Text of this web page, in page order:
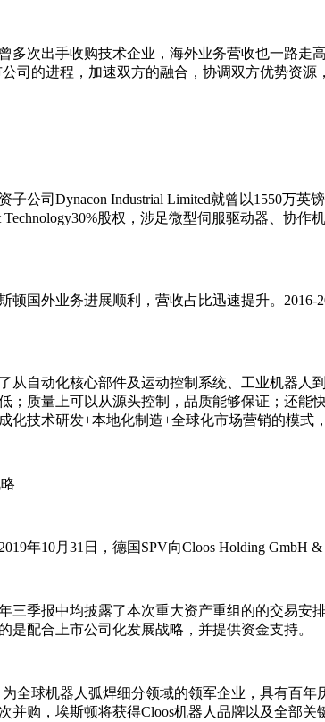
多次出手收购技术企业，海外业务营收也一路走
司的进程，加速双方的融合，协调双方优势资
子公司Dynacon Industrial Limited就曾以1550万
Technology30%股权，涉足微型伺服驱动器、协
顿国外业务进展顺利，营收占比迅速提升。
从自动化核心部件及运动控制系统、工业机器
；质量上可以从源头控制，品质能够保证；还
化技术研发+本地化制造+全球化市场营销的模
年10月31日，德国SPV向Cloos Holding GmbH
三季报中均披露了本次重大资产重组的的交易
是配合上市公司化发展战略，并提供资金支持。
为全球机器人弧焊细分领域的领军企业，具有百
并购，埃斯顿将获得Cloos机器人品牌以及全部